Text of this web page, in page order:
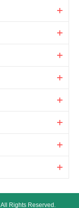
All Rights Reserved.